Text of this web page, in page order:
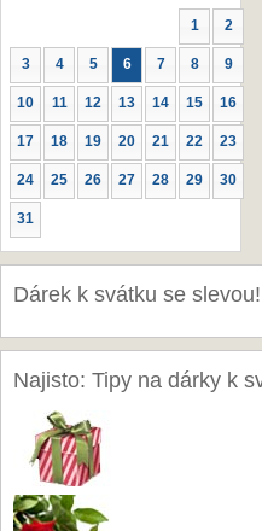
1 2
3 4 5 6 7 8 9
10 11 12 13 14 15 16
17 18 19 20 21 22 23
24 25 26 27 28 29 30
31
Dárek k svátku se slevou!
Najisto: Tipy na dárky k